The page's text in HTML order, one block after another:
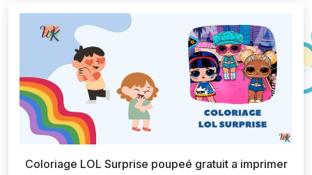
Coloriage LOL Surprise poupeé gratuit a imprimer